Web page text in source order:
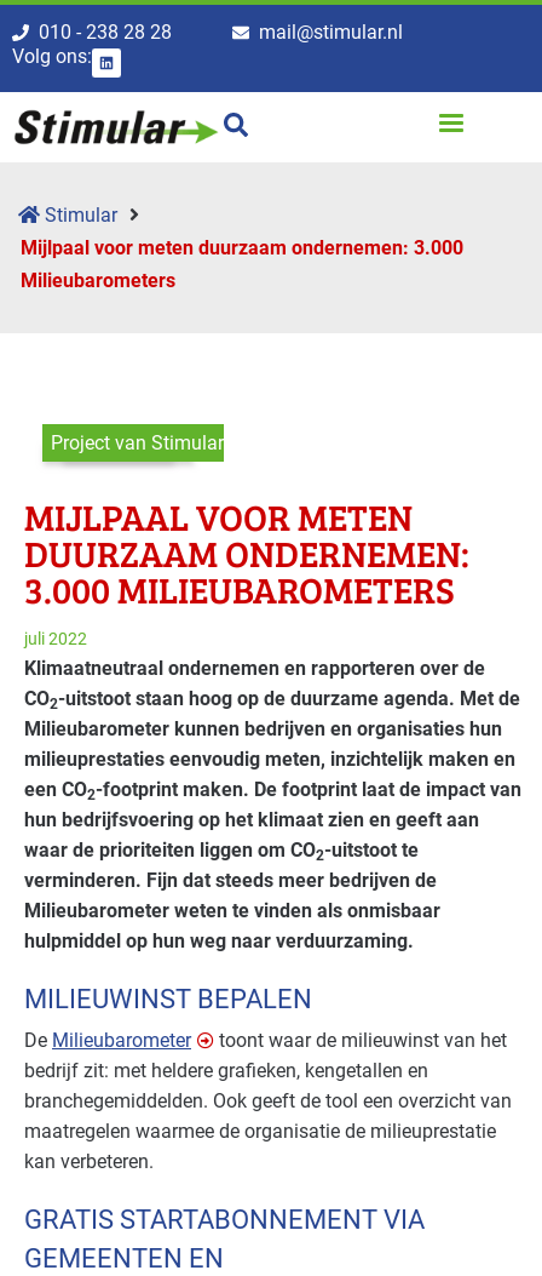
010 - 238 28 28
mail@stimular.nl
Volg ons:
Stimular
Mijlpaal voor meten duurzaam ondernemen: 3.000
Milieubarometers
Project van Stimular
MIJLPAAL VOOR METEN
DUURZAAM ONDERNEMEN:
3.000 MILIEUBAROMETERS
juli 2022
Klimaatneutraal ondernemen en rapporteren over de
CO2-uitstoot staan hoog op de duurzame agenda. Met de
Milieubarometer kunnen bedrijven en organisaties hun
milieuprestaties eenvoudig meten, inzichtelijk maken en
een CO2-footprint maken. De footprint laat de impact van
hun bedrijfsvoering op het klimaat zien en geeft aan
waar de prioriteiten liggen om CO2-uitstoot te
verminderen. Fijn dat steeds meer bedrijven de
Milieubarometer weten te vinden als onmisbaar
hulpmiddel op hun weg naar verduurzaming.
MILIEUWINST BEPALEN
De Milieubarometer
toont waar de milieuwinst van het
bedrijf zit: met heldere grafieken, kengetallen en
branchegemiddelden. Ook geeft de tool een overzicht van
maatregelen waarmee de organisatie de milieuprestatie
kan verbeteren.
GRATIS STARTABONNEMENT VIA
GEMEENTEN EN